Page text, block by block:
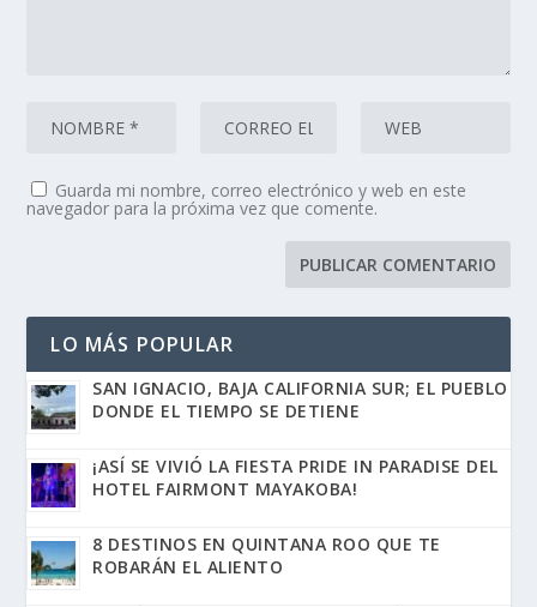
Guarda mi nombre, correo electrónico y web en este
navegador para la próxima vez que comente.
LO MÁS POPULAR
SAN IGNACIO, BAJA CALIFORNIA SUR; EL PUEBLO
DONDE EL TIEMPO SE DETIENE
¡ASÍ SE VIVIÓ LA FIESTA PRIDE IN PARADISE DEL
HOTEL FAIRMONT MAYAKOBA!
8 DESTINOS EN QUINTANA ROO QUE TE
ROBARÁN EL ALIENTO